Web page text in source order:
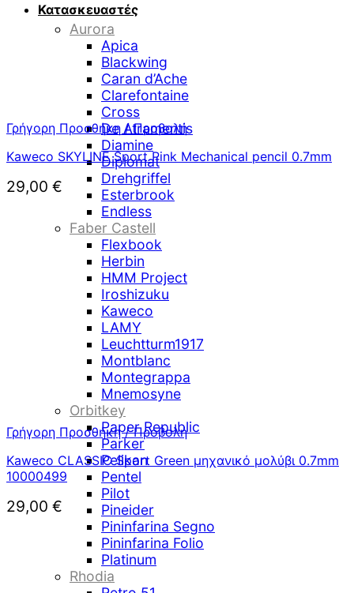
Κατασκευαστές
Aurora
Apica
Blackwing
Caran d’Ache
Clarefontaine
Cross
De Atramentis
Diamine
Diplomat
Drehgriffel
Esterbrook
Endless
Faber Castell
Flexbook
Herbin
HMM Project
Iroshizuku
Kaweco
LAMY
Leuchtturm1917
Montblanc
Montegrappa
Mnemosyne
Orbitkey
Paper Republic
Parker
Pelikan
Pentel
Pilot
Pineider
Pininfarina Segno
Pininfarina Folio
Platinum
Rhodia
Γρήγορη Προσθήκη / Προβολή
Kaweco SKYLINE Sport Pink Mechanical pencil 0.7mm
29,00 €
Γρήγορη Προσθήκη / Προβολή
Kaweco CLASSIC Sport Green μηχανικό μολύβι 0.7mm
10000499
29,00 €